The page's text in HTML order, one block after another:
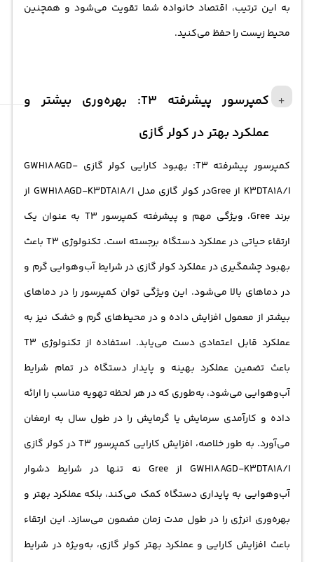
به این ترتیب، اقتصاد خانواده شما تقویت می‌شود و همچنین
محیط زیست را حفظ می‌کنید.
کمپرسور پیشرفته T3: بهره‌وری بیشتر و
عملکرد بهتر در کولر گازی
کمپرسور پیشرفته T3: بهبود کارایی کولر گازی GWH18AGD-
K3DTA1A/I از Greeدر کولر گازی مدل GWH18AGD-K3DTA1A/I از
برند Gree، ویژگی مهم و پیشرفته کمپرسور T3 به عنوان یک
ارتقاء حیاتی در عملکرد دستگاه برجسته است. تکنولوژی T3 باعث
بهبود چشمگیری در عملکرد کولر گازی در شرایط آب‌و‌هوایی گرم و
در دماهای بالا می‌شود. این ویژگی توان کمپرسور را در دماهای
بیشتر از معمول افزایش داده و در محیط‌های گرم و خشک نیز به
عملکرد قابل اعتمادی دست می‌یابد. استفاده از تکنولوژی T3
باعث تضمین عملکرد بهینه و پایدار دستگاه در تمام شرایط
آب‌و‌هوایی می‌شود، به‌طوری که در هر لحظه تهویه مناسب را ارائه
داده و کارآمدی سرمایش یا گرمایش را در طول سال به ارمغان
می‌آورد. به طور خلاصه، افزایش کارایی کمپرسور T3 در کولر گازی
GWH18AGD-K3DTA1A/I از Gree نه تنها در شرایط دشوار
آب‌و‌هوایی به پایداری دستگاه کمک می‌کند، بلکه عملکرد بهتر و
بهره‌وری انرژی را در طول مدت زمان مضمون می‌سازد. این ارتقاء
باعث افزایش کارایی و عملکرد بهتر کولر گازی، به‌ویژه در شرایط